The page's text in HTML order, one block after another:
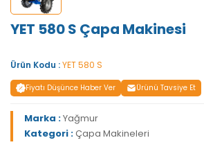
YET 580 S Çapa Makinesi
Ürün Kodu :YET 580 S
Fiyatı Düşünce Haber Ver Ürünü Tavsiye Et
Marka :Yağmur
Kategori :Çapa Makineleri